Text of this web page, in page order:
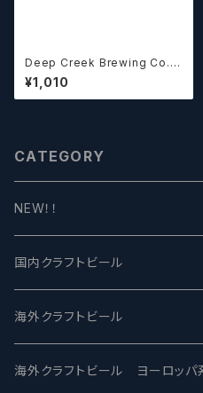
Deep Creek Brewing Co. L
upulin Effect ディープクリ
ーク ルプリン エフェクト
¥1,010
CATEGORY
NEW！！
国内クラフトビール
UCHU BREWING -うちゅうブル
バテレ -VERTERE
海外クラフトビール
Modern Times モダンタイム
海外クラフトビール ヨーロッパ